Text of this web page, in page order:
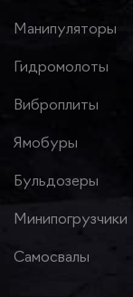
Манипуляторы
Гидромолоты
Виброплиты
Ямобуры
Бульдозеры
Минипогрузчики
Самосвалы